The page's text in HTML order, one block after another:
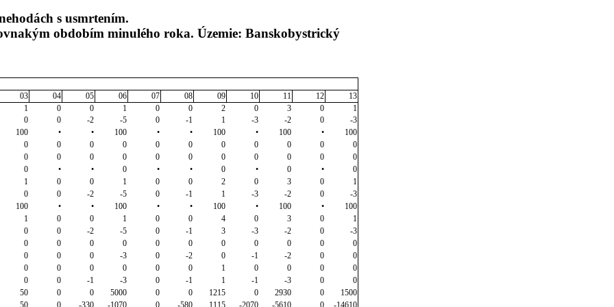
s usmrtením.
obdobím minulého roka. Územie: Banskobystrický
03 04 05 06 07 08 09 10 11 12
13
1
0 0 1 0 0 2 0 3 0
1
0
0 -2 -5 0 -1 1 -3 -2 0
-3
100
• • 100 • • 100 • 100 •
100
0
0 0 0 0 0 0 0 0 0
0
0
0 0 0 0 0 0 0 0 0
0
0
• • 0 • • 0 • 0 •
0
1
0 0 1 0 0 2 0 3 0
1
0
0 -2 -5 0 -1 1 -3 -2 0
-3
100
• • 100 • • 100 • 100 •
100
1
0 0 1 0 0 4 0 3 0
1
0
0 -2 -5 0 -1 3 -3 -2 0
-3
0
0 0 0 0 0 0 0 0 0
0
0
0 0 -3 0 -2 0 -1 -2 0
0
0
0 0 0 0 0 1 0 0 0
0
0
0 -1 -3 0 -1 1 -1 -3 0
0
50
0 0 5000 0 0 1215 0 2930 0
1500
50
0 -330 -1070 0 -580 1115 -2070 -5610 0 -14610